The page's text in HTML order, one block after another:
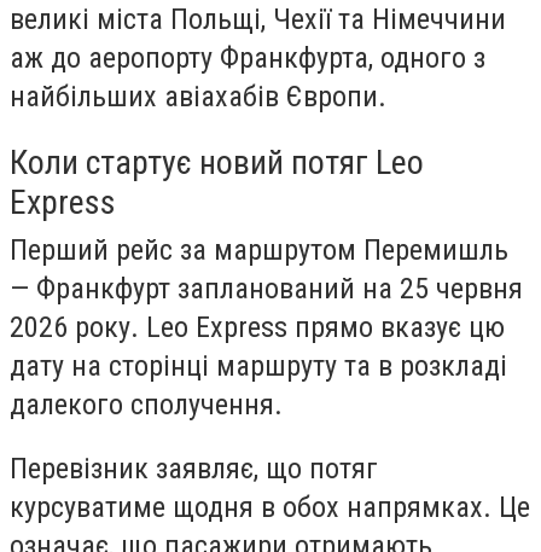
великі міста Польщі, Чехії та Німеччини
аж до аеропорту Франкфурта, одного з
найбільших авіахабів Європи.
Коли стартує новий потяг Leo
Express
Перший рейс за маршрутом Перемишль
— Франкфурт запланований на 25 червня
2026 року. Leo Express прямо вказує цю
дату на сторінці маршруту та в розкладі
далекого сполучення.
Перевізник заявляє, що потяг
курсуватиме щодня в обох напрямках. Це